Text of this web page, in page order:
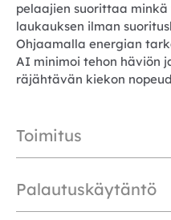
pelaajien suorittaa
laukauksen ilman
Ohjaamalla energian
AI minimoi tehon häviön
räjähtävän kiekon
Toimitus
Palautuskäytäntö